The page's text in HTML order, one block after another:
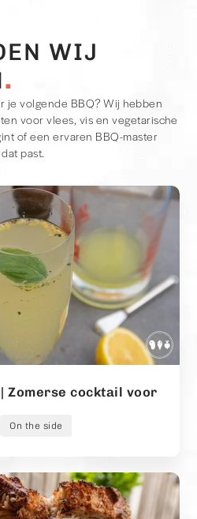
WIJ
je volgende BBQ? Wij hebben
voor vlees, vis en vegetarische
of een ervaren BBQ-master
past.
Zomerse cocktail voor
On the side